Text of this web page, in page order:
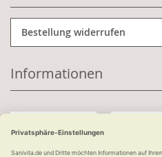
Bestellung widerrufen
Informationen